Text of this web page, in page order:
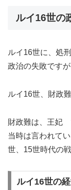
ルイ16世の
ルイ16世に、処
政治の失敗です
ルイ16世、財政
財政難は、王妃
当時は言われて
世、15世時代の
ルイ16世の